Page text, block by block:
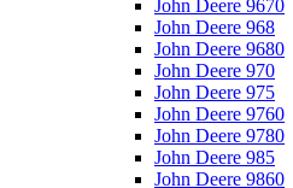
John Deere 9670
John Deere 968
John Deere 9680
John Deere 970
John Deere 975
John Deere 9760
John Deere 9780
John Deere 985
John Deere 9860